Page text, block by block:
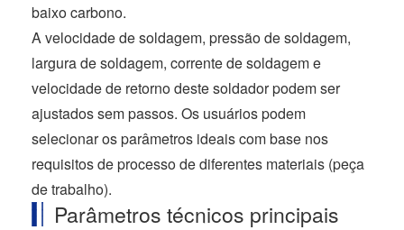
baixo carbono.
A velocidade de soldagem, pressão de soldagem,
largura de soldagem, corrente de soldagem e
velocidade de retorno deste soldador podem ser
ajustados sem passos. Os usuários podem
selecionar os parâmetros ideais com base nos
requisitos de processo de diferentes materiais (peça
de trabalho).
Parâmetros técnicos principais